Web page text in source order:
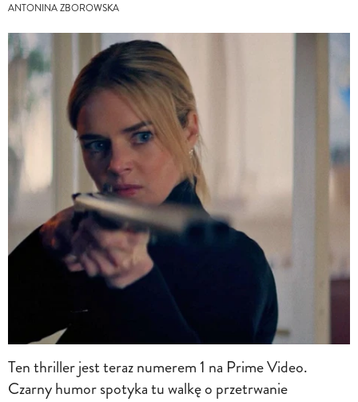
ANTONINA ZBOROWSKA
Ten thriller jest teraz numerem 1 na Prime Video.
Czarny humor spotyka tu walkę o przetrwanie